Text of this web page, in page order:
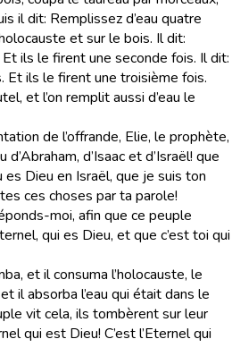
il dit: Remplissez d’eau quatre
et sur le bois. Il dit:
ils le firent une seconde fois. Il dit:
Et ils le firent une troisième fois.
et l’on remplit aussi d’eau le
de l’offrande, Elie, le prophète,
d’Isaac et d’Israël! que
es Dieu en Israël, que je suis ton
ces choses par ta parole!
moi, afin que ce peuple
qui es Dieu, et que c’est toi qui
et il consuma l’holocauste, le
il absorba l’eau qui était dans le
vit cela, ils tombèrent sur leur
qui est Dieu! C’est l’Eternel qui